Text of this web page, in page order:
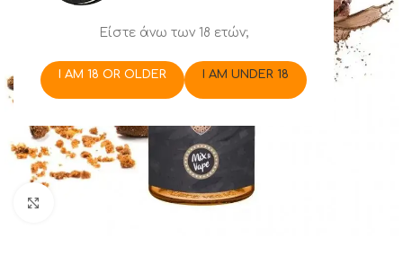
Είστε άνω των 18 ετών;
I AM 18 OR OLDER I AM UNDER 18